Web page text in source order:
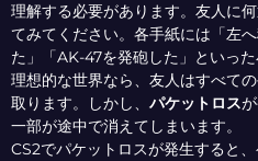
理解する必要があります。友人に
てみてください。各手紙には「左
た」「AK-47を発砲した」といっ
理想的な世界なら、友人はすべて
取ります。しかし、 パケットロス
一部が途中で消えてしまいます。
CS2でパケットロスが発生すると